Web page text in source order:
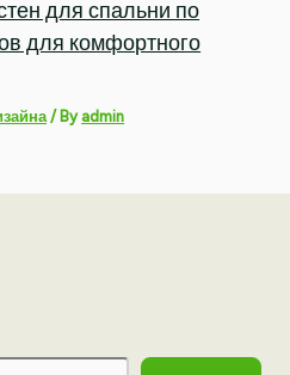
для спальни по
для комфортного
/ Byadmin